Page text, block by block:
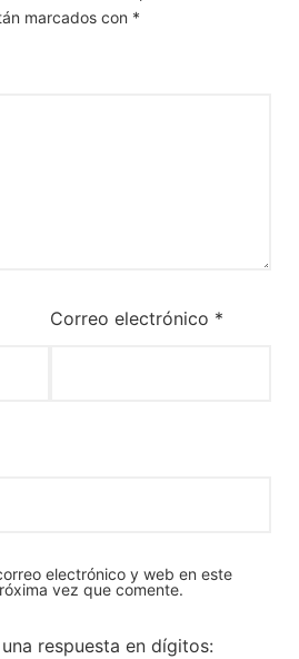
marcados con *
Correo electrónico *
electrónico y web en este
vez que comente.
respuesta en dígitos: